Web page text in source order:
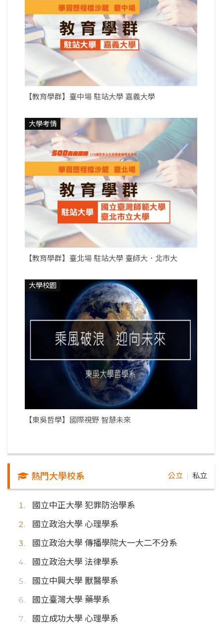
【教育學群】臺中場 駐站大學 嘉義大學
大學考情
【教育學群】臺北場 駐站大學 臺師大．北市大
大學校園
【東吳哲學】國際視野 智慧未來
熱門大學校系 公立 私立
國立中正大學 犯罪防治學系
國立政治大學 心理學系
國立政治大學 傳播學院大一大二不分系
國立政治大學 法律學系
國立中興大學 獸醫學系
國立臺灣大學 藥學系
國立成功大學 心理學系